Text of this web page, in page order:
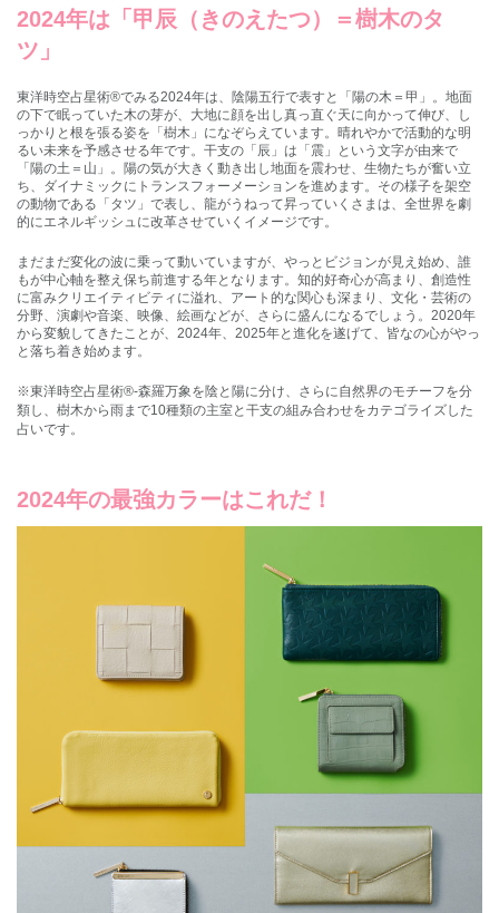
2024年は「甲辰（きのえたつ）＝樹木のタ
ツ」
東洋時空占星術®でみる2024年は、陰陽五行で表すと「陽の木＝甲」。地面
の下で眠っていた木の芽が、大地に顔を出し真っ直ぐ天に向かって伸び、し
っかりと根を張る姿を「樹木」になぞらえています。晴れやかで活動的な明
るい未来を予感させる年です。干支の「辰」は「震」という文字が由来で
「陽の土＝山」。陽の気が大きく動き出し地面を震わせ、生物たちが奮い立
ち、ダイナミックにトランスフォーメーションを進めます。その様子を架空
の動物である「タツ」で表し、龍がうねって昇っていくさまは、全世界を劇
的にエネルギッシュに改革させていくイメージです。
まだまだ変化の波に乗って動いていますが、やっとビジョンが見え始め、誰
もが中心軸を整え保ち前進する年となります。知的好奇心が高まり、創造性
に富みクリエイティビティに溢れ、アート的な関心も深まり、文化・芸術の
分野、演劇や音楽、映像、絵画などが、さらに盛んになるでしょう。2020年
から変貌してきたことが、2024年、2025年と進化を遂げて、皆なの心がやっ
と落ち着き始めます。
※東洋時空占星術®‐森羅万象を陰と陽に分け、さらに自然界のモチーフを分
類し、樹木から雨まで10種類の主室と干支の組み合わせをカテゴライズした
占いです。
2024年の最強カラーはこれだ！